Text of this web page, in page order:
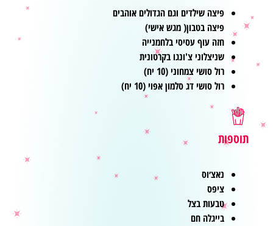
פיצה שילדים וגם הגדולים אוהבים
פיצה בטבון( מגש אישי)
חזה עוף עסיסי בלחמנייה
שניצלוני צ'ונגו בקרטונית
רול סושי צמחוני (10 יח)
רול סושי דג סלמון אפוי (10 יח)
תוספות
נאצ׳וס
ציפס
טבעות בצל
בייגלה חם